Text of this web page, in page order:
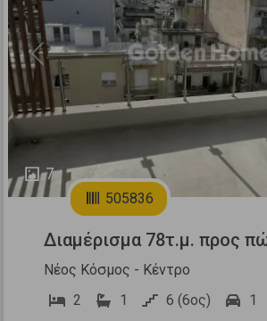
7
Previous
505836
Διαμέρισμα 78τ.μ. προς
Νέος Κόσμος - Κέντρο
2
1 6 (6ος) 1